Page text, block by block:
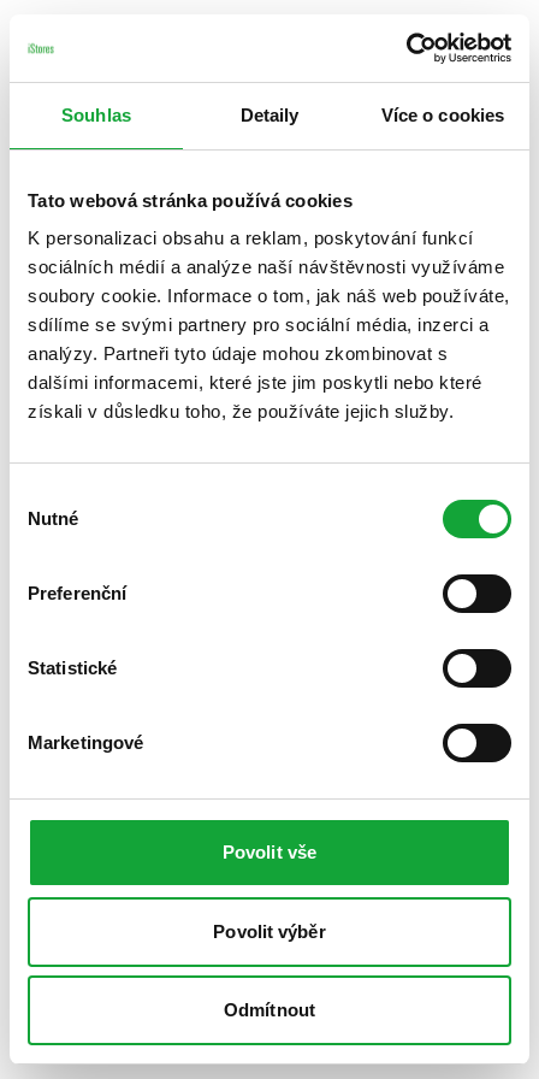
Souhlas Detaily Více o cookies
Tato webová stránka používá cookies
K personalizaci obsahu a reklam, poskytování funkcí
sociálních médií a analýze naší návštěvnosti využíváme
soubory cookie. Informace o tom, jak náš web používáte,
sdílíme se svými partnery pro sociální média, inzerci a
analýzy. Partneři tyto údaje mohou zkombinovat s
dalšími informacemi, které jste jim poskytli nebo které
získali v důsledku toho, že používáte jejich služby.
souhlasu
Nutné
Preferenční
Statistické
Marketingové
Povolit vše
Povolit výběr
Odmítnout